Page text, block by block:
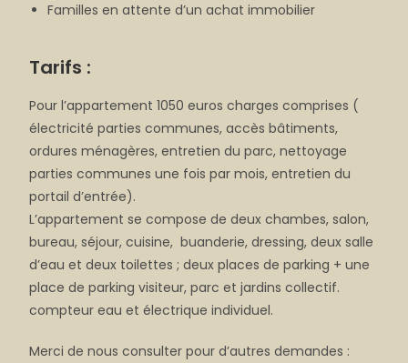
Familles en attente d’un achat immobilier
Tarifs :
Pour l’appartement 1050 euros charges comprises (
électricité parties communes, accès bâtiments,
ordures ménagères, entretien du parc, nettoyage
parties communes une fois par mois, entretien du
portail d’entrée).
L’appartement se compose de deux chambes, salon,
bureau, séjour, cuisine, buanderie, dressing, deux salle
d’eau et deux toilettes ; deux places de parking + une
place de parking visiteur, parc et jardins collectif.
compteur eau et électrique individuel.
Merci de nous consulter pour d’autres demandes :